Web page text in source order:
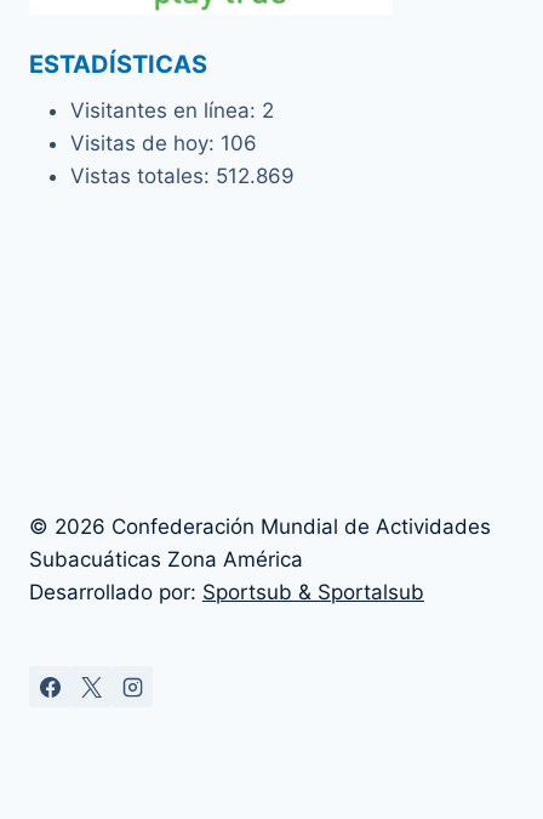
ESTADÍSTICAS
Visitantes en línea: 2
Visitas de hoy: 106
Vistas totales: 512.869
© 2026 Confederación Mundial de Actividades
Subacuáticas Zona América
Desarrollado por: Sportsub & Sportalsub